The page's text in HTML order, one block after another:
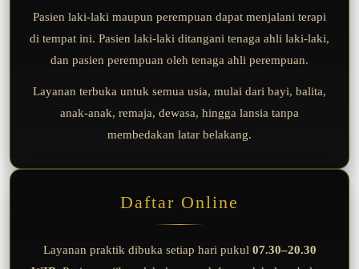
Pasien laki-laki maupun perempuan dapat menjalani terapi
di tempat ini. Pasien laki-laki ditangani tenaga ahli laki-laki,
dan pasien perempuan oleh tenaga ahli perempuan.
Layanan terbuka untuk semua usia, mulai dari bayi, balita,
anak-anak, remaja, dewasa, hingga lansia tanpa
membedakan latar belakang.
Daftar Online
Layanan praktik dibuka setiap hari pukul 07.30–20.30